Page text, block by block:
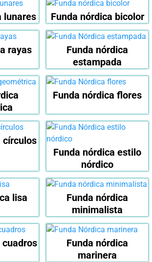
lunares Funda nórdica bicolor
rayas
Funda nórdica
estampada
Funda nórdica flores
círculos
Funda nórdica estilo
nórdico
lisa
Funda nórdica
minimalista
cuadros
Funda nórdica
marinera